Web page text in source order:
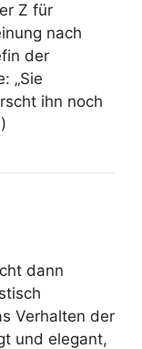
Z für
nach
der
„Sie
ihn noch
dann
Verhalten der
und elegant,